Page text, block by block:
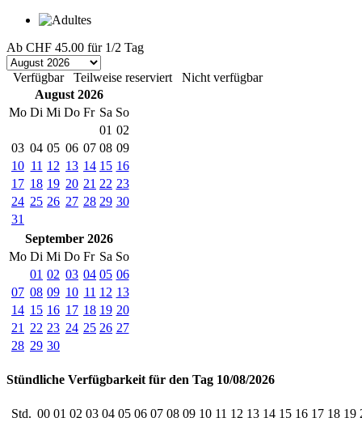
Ab CHF 45.00 für 1/2 Tag
Verfügbar Teilweise reserviert
Nicht verfügbar
August 2026
Mo Di Mi Do Fr Sa So
01 02
03 04 05 06 07 08 09
10 11 12 13 14 15 16
17 18 19 20 21 22 23
24 25 26 27 28 29 30
31
September 2026
Mo Di Mi Do Fr Sa So
01 02 03 04 05 06
07 08 09 10 11 12 13
14 15 16 17 18 19 20
21
22 23 24 25 26 27
28 29 30
Stündliche Verfügbarkeit für den Tag 10/08/2026
Std. 00 01 02 03 04 05 06 07 08 09 10 11 12 13 14 15 16 17 18 19